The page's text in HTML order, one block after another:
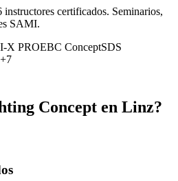
certificados. Seminarios,
SAMI.
X PROEBC ConceptSDS
+7
Concept en Linz?